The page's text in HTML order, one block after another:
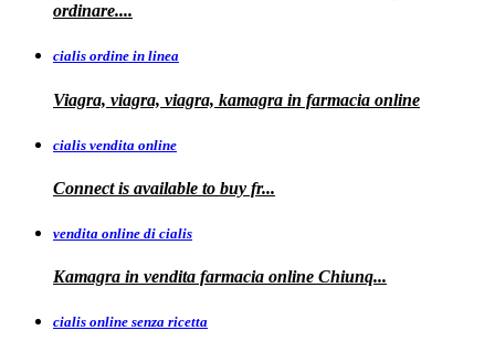
ordinare....
cialis ordine in linea
Viagra, viagra, viagra, kamagra in farmacia online
cialis vendita online
Connect is available to buy fr...
vendita online di cialis
Kamagra in vendita farmacia online Chiunq...
cialis online senza ricetta